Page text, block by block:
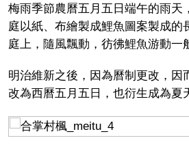
梅雨季節農曆五月五日端午的雨天
庭以紙、布繪製成鯉魚圖案製成的
庭上，隨風飄動，彷彿鯉魚游動一
明治維新之後，因為曆制更改，因
改為西曆五月五日，也衍生成為夏